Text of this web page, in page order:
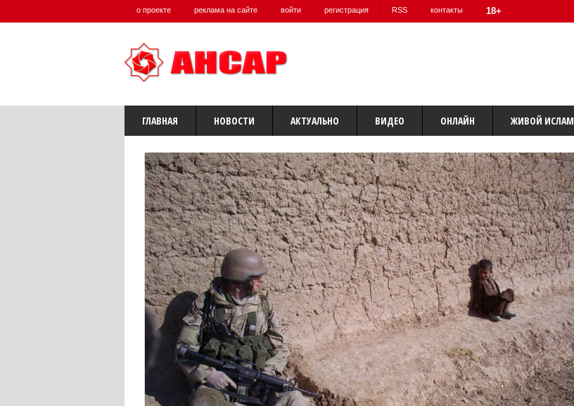
о проекте реклама на сайте войти регистрация RSS контакты 18+
ГЛАВНАЯ НОВОСТИ АКТУАЛЬНО ВИДЕО ОНЛАЙН ЖИВОЙ ИСЛАМ